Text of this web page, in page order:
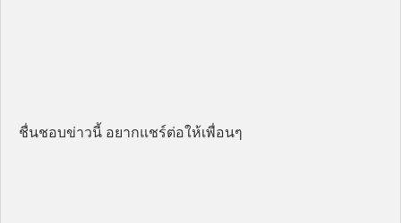
ชื่นชอบข่าวนี้ อยากแชร์ต่อให้เพื่อนๆ